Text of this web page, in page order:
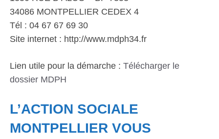
34086 MONTPELLIER CEDEX 4
Tél : 04 67 67 69 30
Site internet : http://www.mdph34.fr
Lien utile pour la démarche : Télécharger le
dossier MDPH
L’ACTION SOCIALE
MONTPELLIER VOUS